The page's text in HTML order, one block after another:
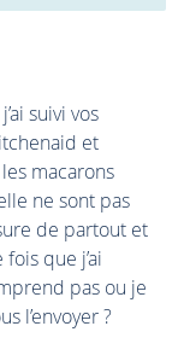
suivi vos
et
macarons
ne sont pas
de partout et
que j’ai
pas ou je
l’envoyer ?